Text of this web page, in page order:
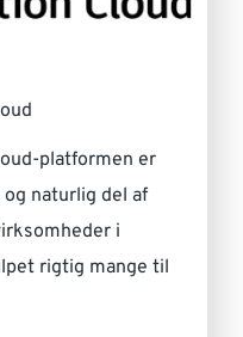
platformen er
naturlig del af
i
rigtig mange til